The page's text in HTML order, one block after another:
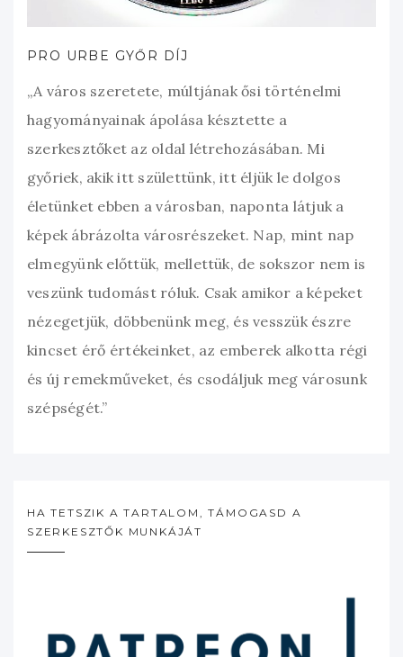
PRO URBE GYŐR DÍJ
„A város szeretete, múltjának ősi történelmi
hagyományainak ápolása késztette a
szerkesztőket az oldal létrehozásában. Mi
győriek, akik itt születtünk, itt éljük le dolgos
életünket ebben a városban, naponta látjuk a
képek ábrázolta városrészeket. Nap, mint nap
elmegyünk előttük, mellettük, de sokszor nem is
veszünk tudomást róluk. Csak amikor a képeket
nézegetjük, döbbenünk meg, és vesszük észre
kincset érő értékeinket, az emberek alkotta régi
és új remekműveket, és csodáljuk meg városunk
szépségét.”
HA TETSZIK A TARTALOM, TÁMOGASD A
SZERKESZTŐK MUNKÁJÁT